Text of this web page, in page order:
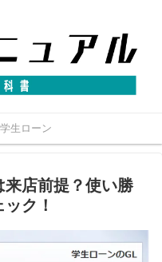
学生ローン
店前提？使い勝
ク！